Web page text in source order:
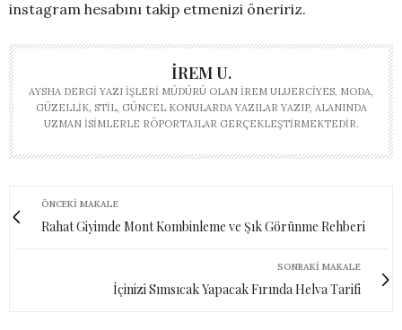
instagram hesabını takip etmenizi öneririz.
İREM U.
AYSHA DERGI YAZI İŞLERI MÜDÜRÜ OLAN İREM ULUERCIYES, MODA,
GÜZELLIK, STIL, GÜNCEL KONULARDA YAZILAR YAZIP, ALANINDA
UZMAN ISIMLERLE RÖPORTAJLAR GERÇEKLEŞTIRMEKTEDIR.
ÖNCEKI MAKALE
Rahat Giyimde Mont Kombinleme ve Şık Görünme Rehberi
SONRAKI MAKALE
İçinizi Sımsıcak Yapacak Fırında Helva Tarifi